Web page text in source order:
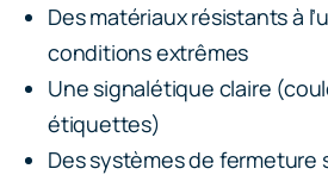
Des matériaux résistants à
conditions extrêmes
Une signalétique claire
étiquettes)
Des systèmes de fermeture